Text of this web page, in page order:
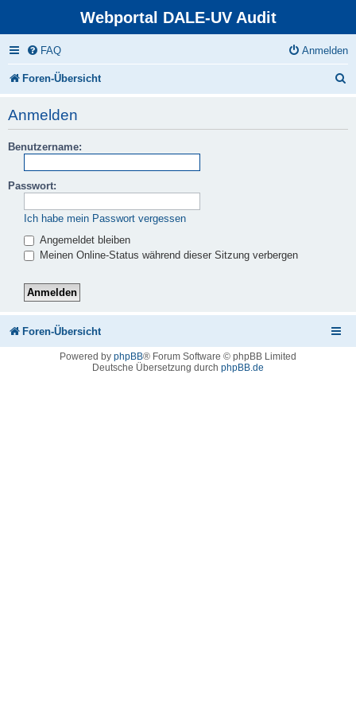
Webportal DALE-UV Audit
FAQ Anmelden
Foren-Übersicht
Anmelden
Benutzername:
Passwort:
Ich habe mein Passwort vergessen
Angemeldet bleiben
Meinen Online-Status während dieser Sitzung verbergen
Foren-Übersicht
Powered by phpBB® Forum Software © phpBB Limited
Deutsche Übersetzung durch phpBB.de